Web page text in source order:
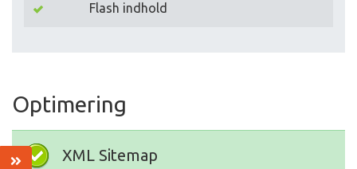
Flash indhold
Optimering
XML Sitemap